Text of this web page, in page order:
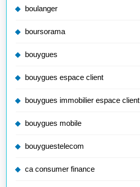
boulanger
boursorama
bouygues
bouygues espace client
bouygues immobilier espace client
bouygues mobile
bouyguestelecom
ca consumer finance